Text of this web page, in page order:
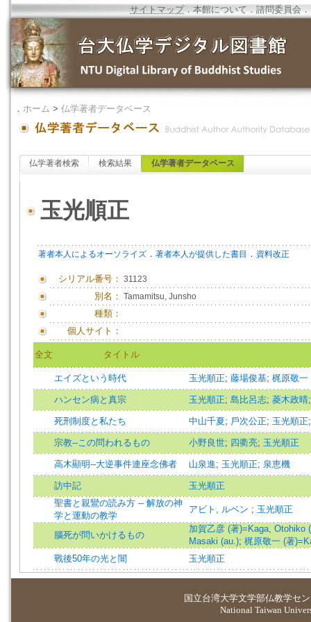
サイトマップ．本館について ．諮問委員会 ．
． ホーム > 仏学著者データベース
仏学著者検索 検索結果 仏学著者データベース
玉光順正
著者本人によるオーソライズ ． 著者本人が提供した書目 ． 資料改正
シリアル番号： 31123
別名： Tamamitsu, Junsho
種類：
個人サイト：
全文 タイトル
エイズという時代 玉光順正; 藤場俊基; 梶原敬一
ハンセン病と真宗 玉光順正; 島比呂志; 菱木政晴
死刑制度と私たち 中山千夏; 戶次公正; 玉光順正
宗教--この問われるもの 小野良世; 四衢亮; 玉光順正
高木顯明--大逆事件連座念佛者 山泉進; 玉光順正; 泉恵機
訪中記
玉光順正
聖書と親鸞の読み方 -- 解放の神
学と運動の教学
アビト, ルベン ; 玉光順正
腦死が問いかけるもの
加賀乙彦 (著)=Kaga, Otohiko
Masaki (au.); 梶原敬一 (著
戰後50年の光と闇
玉光順正
国立台湾大学文学部仏教学セ
National Taiwan